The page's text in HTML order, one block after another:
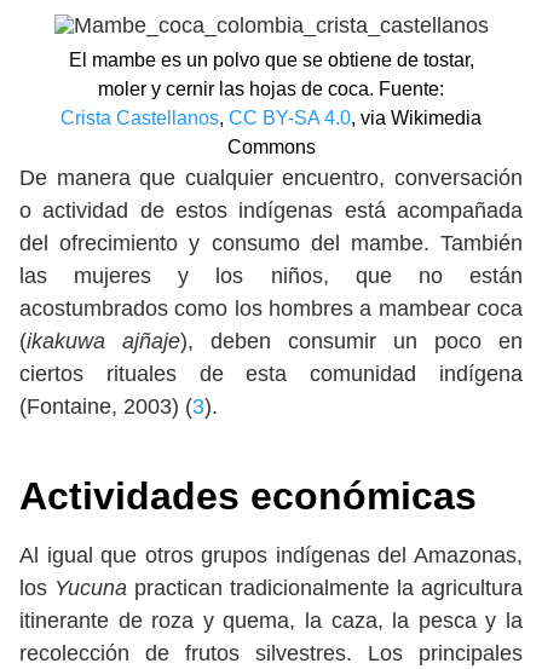
El mambe​ es un polvo que se obtiene de tostar,
moler y cernir las hojas de coca. Fuente:
Crista Castellanos, CC BY-SA 4.0, via Wikimedia
Commons
De manera que cualquier encuentro, conversación
o actividad de estos indígenas está acompañada
del ofrecimiento y consumo del mambe. También
las mujeres y los niños, que no están
acostumbrados como los hombres a mambear coca
(ikakuwa ajñaje), deben consumir un poco en
ciertos rituales de esta comunidad indígena
(Fontaine, 2003) (3).
Actividades económicas
Al igual que otros grupos indígenas del Amazonas,
los Yucuna practican tradicionalmente la agricultura
itinerante de roza y quema, la caza, la pesca y la
recolección de frutos silvestres. Los principales